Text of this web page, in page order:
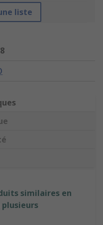
liste
similaires en